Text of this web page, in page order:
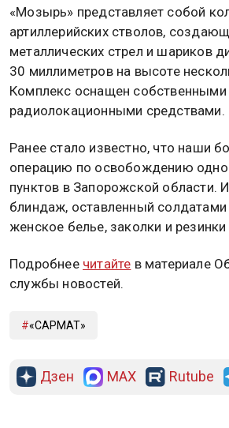
«Мозырь» представляет собой
артиллерийских стволов,
металлических стрел и шариков
30 миллиметров на высоте
Комплекс оснащен собственными
радиолокационными средствами.
Ранее стало известно, что наши
операцию по освобождению
пунктов в Запорожской области.
блиндаж, оставленный
женское белье, заколки и
Подробнее читайте в материале
службы новостей.
«САРМАТ»
Дзен MAX Rutube